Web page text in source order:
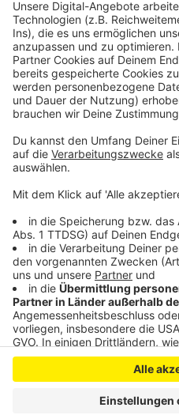
Anzeige
Anzeige
Fast 50 neue E-Busse für
Klimawandel und Wälder:
Anzeige
Anzeige